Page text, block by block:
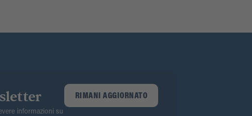
informazioni su
RIMANI AGGIORNATO